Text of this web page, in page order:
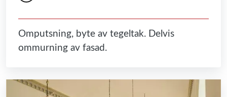
Omputsning, byte av tegeltak. Delvis
ommurning av fasad.